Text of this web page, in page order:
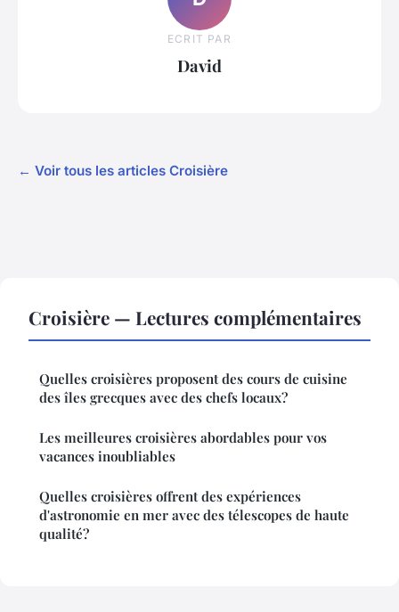
ECRIT PAR
David
← Voir tous les articles Croisière
Croisière — Lectures complémentaires
Quelles croisières proposent des cours de cuisine
des îles grecques avec des chefs locaux?
Les meilleures croisières abordables pour vos
vacances inoubliables
Quelles croisières offrent des expériences
d'astronomie en mer avec des télescopes de haute
qualité?